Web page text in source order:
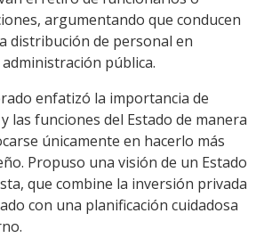
argumentando que conducen
distribución de personal en
pública.
enfatizó la importancia de
las funciones del Estado de manera
únicamente en hacerlo más
Propuso una visión de un Estado
que combine la inversión privada
con una planificación cuidadosa